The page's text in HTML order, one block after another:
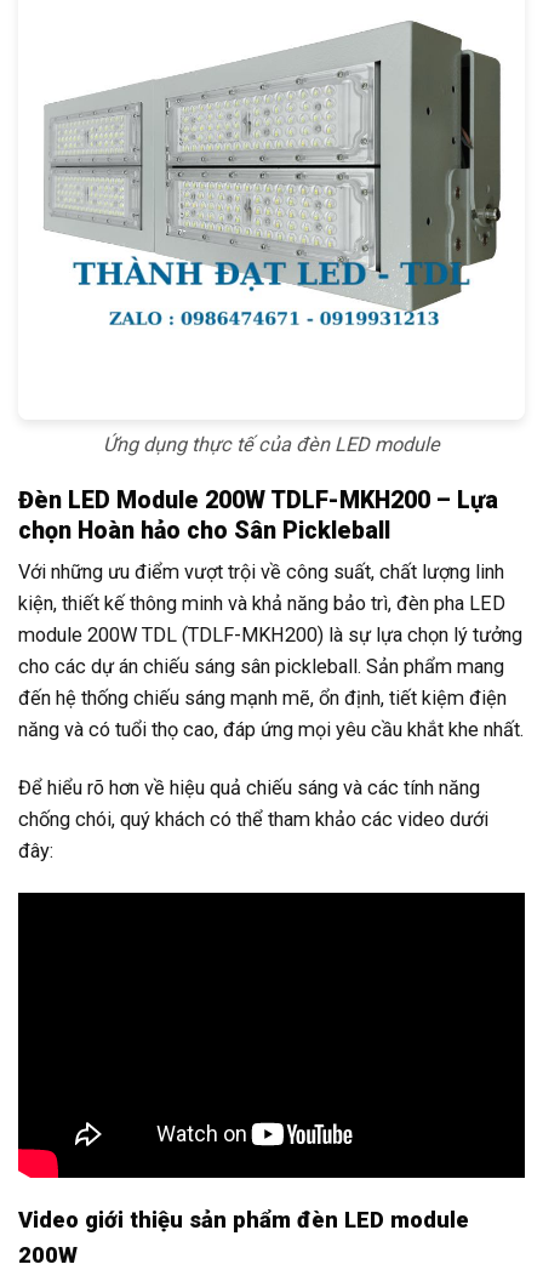
Ứng dụng thực tế của đèn LED module
Đèn LED Module 200W TDLF-MKH200 – Lựa
chọn Hoàn hảo cho Sân Pickleball
Với những ưu điểm vượt trội về công suất, chất lượng linh
kiện, thiết kế thông minh và khả năng bảo trì, đèn pha LED
module 200W TDL (TDLF-MKH200) là sự lựa chọn lý tưởng
cho các dự án chiếu sáng sân pickleball. Sản phẩm mang
đến hệ thống chiếu sáng mạnh mẽ, ổn định, tiết kiệm điện
năng và có tuổi thọ cao, đáp ứng mọi yêu cầu khắt khe nhất.
Để hiểu rõ hơn về hiệu quả chiếu sáng và các tính năng
chống chói, quý khách có thể tham khảo các video dưới
đây:
Video giới thiệu sản phẩm đèn LED module
200W